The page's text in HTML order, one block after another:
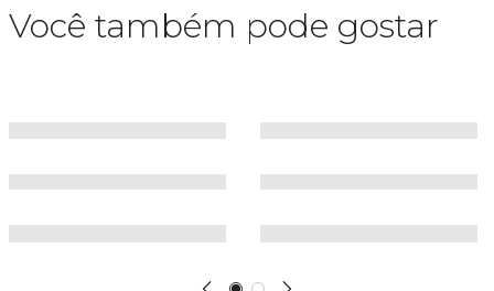
Você também pode gostar